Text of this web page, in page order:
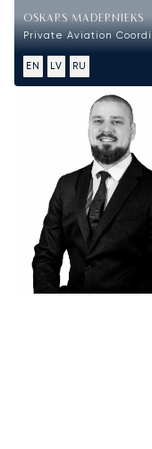
OSKARS MADERNIEKS
Private Aviation
EN LV RU